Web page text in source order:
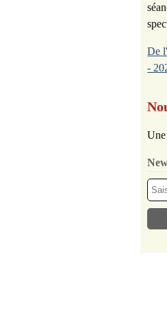
De
-